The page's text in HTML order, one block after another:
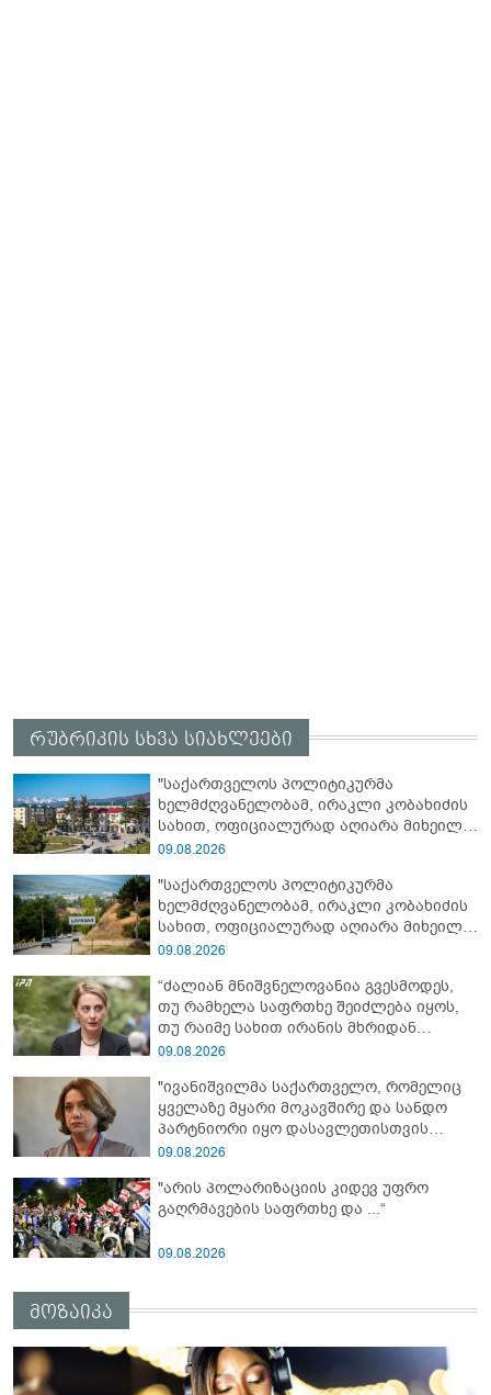
რუბრიკის სხვა სიახლეები
"საქართველოს პოლიტიკურმა
ხელმძღვანელობამ, ირაკლი კობახიძის
სახით, ოფიციალურად აღიარა მიხეილ
სააკაშვილი სამხედრო აგრესიის
პასუხისმგებლობა უნდა დაეკისროს
ქვეყანას"
09.08.2026
"საქართველოს პოლიტიკურმა
ხელმძღვანელობამ, ირაკლი კობახიძის
სახით, ოფიციალურად აღიარა მიხეილ
სააკაშვილი სამხედრო აგრესიის
აგვისტოს ომზე პასუხისმგებლობა უნდა
დაეკისროს ქვეყანას" - ოკუპირებული
ცხინვალის ე.წ. საგარეო უწყება
09.08.2026
“ძალიან მნიშვნელოვანია გვესმოდეს,
თუ რამხელა საფრთხე შეიძლება იყოს,
თუ რაიმე სახით ირანის მხრიდან
ფინანსური ინსტიტუტები აძლიერებს
ანტიეროვნული ხელისუფლების
ფინანსურ სტაბილურობას“ - ხატია
დეკანოიძე
09.08.2026
"ივანიშვილმა საქართველო, რომელიც
ყველაზე მყარი მოკავშირე და სანდო
პარტნიორი იყო დასავლეთისთვის
რეგიონში, რუსეთის და ირანის
სამრეცხაოდ აქცია"
09.08.2026
"არის პოლარიზაციის კიდევ უფრო
გაღრმავების საფრთხე და ...“
09.08.2026
მოზაიკა